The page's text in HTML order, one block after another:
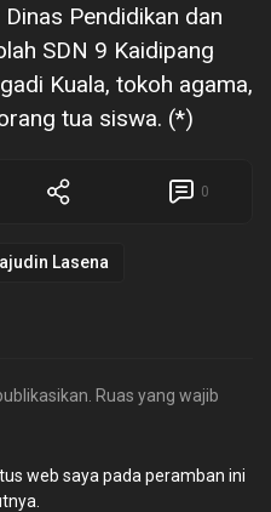
Pendidikan dan
SDN 9 Kaidipang
Kuala, tokoh agama,
tua siswa. (*)
0
Lasena
Ruas yang wajib
web saya pada peramban ini